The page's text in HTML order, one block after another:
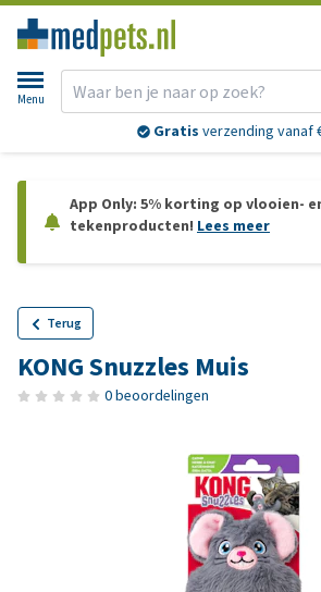
Menu
Gratis verzending vanaf
App Only: 5% korting op vlooien-
tekenproducten! Lees meer
Terug
KONG Snuzzles Muis
0 beoordelingen